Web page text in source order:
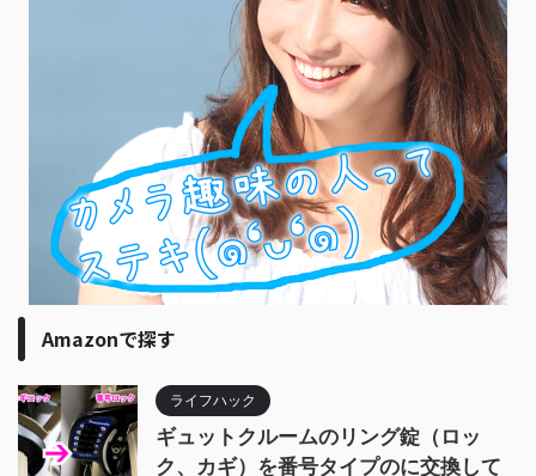
Amazonで探す
ライフハック
ギュットクルームのリング錠（ロッ
ク、カギ）を番号タイプのに交換して